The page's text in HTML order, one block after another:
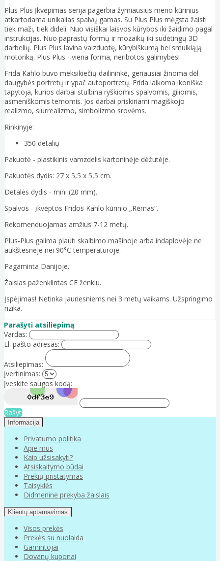
Plus Plus Įkvėpimas serija pagerbia žymiausius meno kūrinius
atkartodama unikalias spalvų gamas. Su Plus Plus mėgsta žaisti
tiek maži, tiek dideli. Nuo visiškai laisvos kūrybos iki žaidimo pagal
instrukcijas. Nuo paprastų formų ir mozaikų iki sudėtingų 3D
darbelių. Plus Plus lavina vaizduotę, kūrybiškumą bei smulkiąją
motoriką. Plus Plus - viena forma, neribotos galimybės!
Frida Kahlo buvo meksikiečių dailininkė, geriausiai žinoma dėl
daugybės portretų ir ypač autoportretų. Frida laikoma ikoniška
tapytoja, kurios darbai stulbina ryškiomis spalvomis, giliomis,
asmeniškomis temomis. Jos darbai priskiriami magiškojo
realizmo, siurrealizmo, simbolizmo srovėms.
Rinkinyje:
350 detalių
Pakuotė - plastikinis vamzdelis kartoninėje dėžutėje.
Pakuotės dydis: 27 x 5,5 x 5,5 cm.
Detalės dydis - mini (20 mm).
Spalvos - įkvėptos Fridos Kahlo kūrinio „Rėmas“.
Rekomenduojamas amžius 7-12 metų.
Plus-Plus galima plauti skalbimo mašinoje arba indaplovėje ne
aukštesnėje nei 90°C temperatūroje.
Pagaminta Danijoje.
Žaislas paženklintas CE ženklu.
Įspėjimas! Netinka jaunesniems nei 3 metų vaikams. Užspringimo
rizika.
Parašyti atsiliepimą
Vardas:
El. pašto adresas:
Atsiliepimas:
Įvertinimas:
Įveskite saugos kodą:
Rašyti
Informacija
Privatumo politika
Apie mus
Kaip užsisakyti?
Atsiskaitymo būdai
Prekių pristatymas
Taisyklės
Didmeninė prekyba žaislais
Klientų aptarnavimas
Visos prekės
Prekės su nuolaida
Gamintojai
Dovanų kuponai